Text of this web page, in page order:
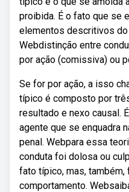
proibida. É o fato que se
elementos descritivos
Webdistinção entre
por ação (comissiva) ou
Se for por ação, a isso
típico é composto por
resultado e nexo causal.
agente que se enquadra
penal. Webpara essa
conduta foi dolosa ou
fato típico, mas,
comportamento.